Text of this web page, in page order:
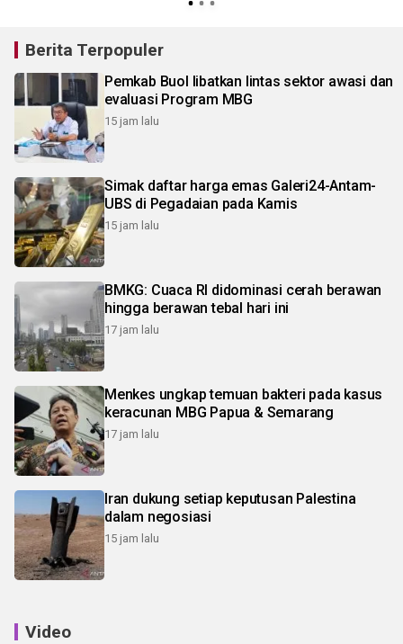
Berita Terpopuler
Pemkab Buol libatkan lintas sektor awasi dan
evaluasi Program MBG
15 jam lalu
Simak daftar harga emas Galeri24-Antam-
UBS di Pegadaian pada Kamis
15 jam lalu
BMKG: Cuaca RI didominasi cerah berawan
hingga berawan tebal hari ini
17 jam lalu
Menkes ungkap temuan bakteri pada kasus
keracunan MBG Papua & Semarang
17 jam lalu
Iran dukung setiap keputusan Palestina
dalam negosiasi
15 jam lalu
Video